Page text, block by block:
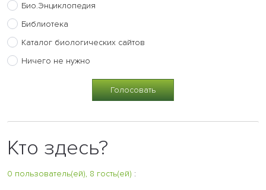
Био.Энциклопедия
Библиотека
Каталог биологических сайтов
Ничего не нужно
Кто здесь?
0 пользователь(ей), 8 гость(ей) :